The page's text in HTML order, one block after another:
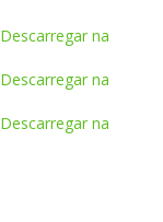
Descarregar na
Descarregar na
Descarregar na